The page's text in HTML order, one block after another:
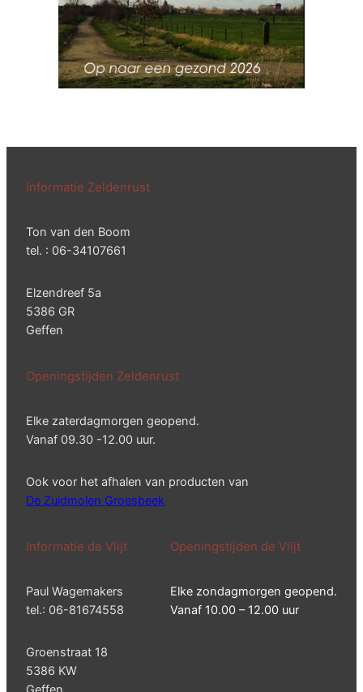
Informatie Zeldenrust
Ton van den Boom
tel. : 06-34107661
Elzendreef 5a
5386 GR
Geffen
Openingstijden Zeldenrust
Elke zaterdagmorgen geopend.
Vanaf 09.30 -12.00 uur.
Ook voor het afhalen van producten van
De Zuidmolen Groesbeek
Informatie de Vlijt
Paul Wagemakers
tel.: 06-81674558
Groenstraat 18
5386 KW
Openingstijden de Vlijt
Elke zondagmorgen geopend.
Vanaf 10.00 – 12.00 uur